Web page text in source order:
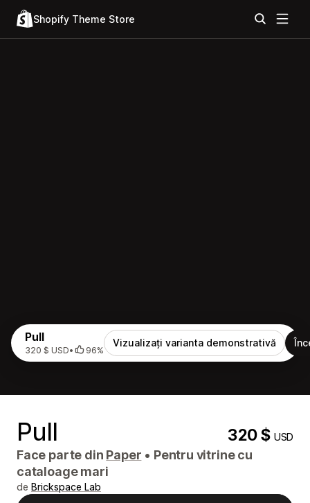
Shopify Theme Store
Pull
320 $ USD• 96%
Vizualizați varianta demonstrativă
Pull 320 $USD
Face parte din Paper • Pentru vitrine cu
cataloage mari
de Brickspace Lab